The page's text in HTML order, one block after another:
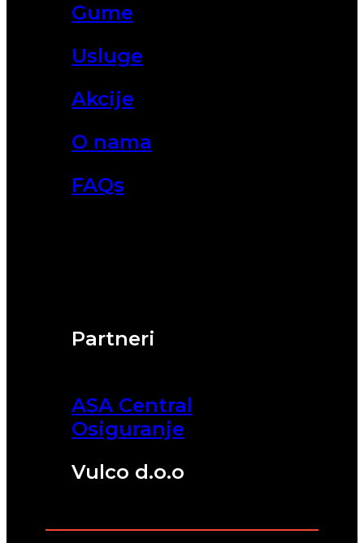
Partneri
ASA Central
Osiguranje
Vulco d.o.o
Gume
Usluge
Akcije
O nama
FAQs